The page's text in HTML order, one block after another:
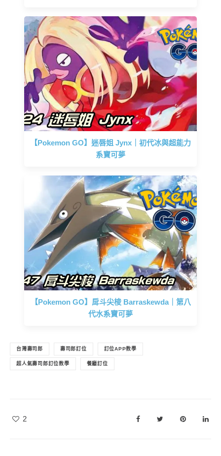
【Pokemon GO】迷唇姐 Jynx｜初代冰與超能力
系寶可夢
【Pokemon GO】戽斗尖梭 Barraskewda｜第八
代水系寶可夢
台灣壽司郎 壽司郎訂位 訂位APP教學
超人氣壽司郎訂位教學 餐廳訂位
2